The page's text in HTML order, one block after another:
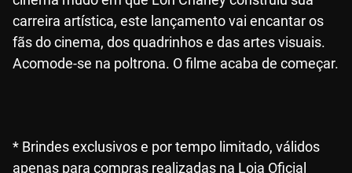
carreira artística, este lançamento vai encantar os
fãs do cinema, dos quadrinhos e das artes visuais.
Acomode-se na poltrona. O filme acaba de começar.
* Brindes exclusivos e por tempo limitado, válidos
apenas para compras realizadas na Loja Oficial